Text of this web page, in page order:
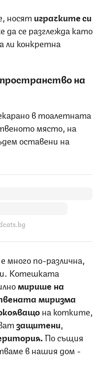
носят играчките си
да се разглежда като
ли конкретна
на
в тоалетната
място, на
оставени на
по-различна,
Котешката
мирише на
миризма
на котките,
защитени
По същия
в нашия дом -